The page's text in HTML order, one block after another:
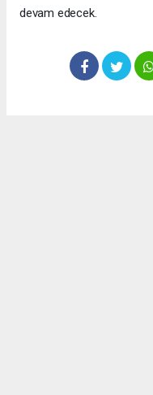
devam edecek.